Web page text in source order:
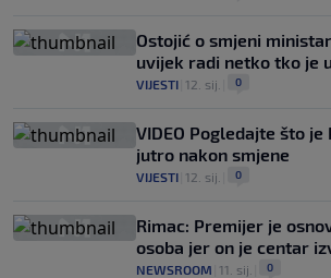
Ostojić o smjeni
uvijek radi netko tko je
VIJESTI 12. sij. 0
VIDEO Pogledajte što
jutro nakon smjene
VIJESTI 12. sij. 0
Rimac: Premijer je
osoba jer on je centar
NEWSROOM 11. sij. 0